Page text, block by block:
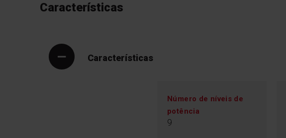
Características
Características
Número de níveis de
potência
9